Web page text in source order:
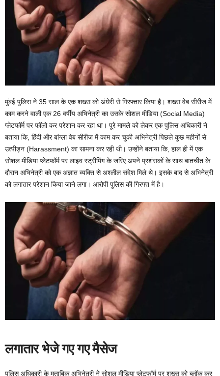
मुंबई पुलिस ने 35 साल के एक शख्स को अंधेरी से गिरफ्तार किया है। शख्स वेब सीरीज में
काम करने वाली एक 26 वर्षीय अभिनेत्री का उसके सोशल मीडिया (Social Media)
प्लेटफॉर्म पर फॉलो कर परेशान कर रहा था। पूरे मामले को लेकर एक पुलिस अधिकारी ने
बताया कि, हिंदी और बांग्ला वेब सीरीज में काम कर चुकी अभिनेत्री पिछले कुछ महीनों से
उत्पीड़न (Harassment) का सामना कर रही थी। उन्होंने बताया कि, हाल ही में एक
सोशल मीडिया प्लेटफॉर्म पर लाइव स्ट्रीमिंग के जरिए अपने प्रशंसकों के साथ बातचीत के
दौरान अभिनेत्री को एक अज्ञात व्यक्ति से अश्लील संदेश मिले थे। इसके बाद से अभिनेत्री
को लगातार परेशान किया जाने लगा। आरोपी पुलिस की गिरफ्त में है।
लगातार भेजे गए गए मैसेज
पुलिस अधिकारी के मुताबिक अभिनेत्री ने सोशल मीडिया प्लेटफॉर्म पर शख्स को ब्लॉक कर